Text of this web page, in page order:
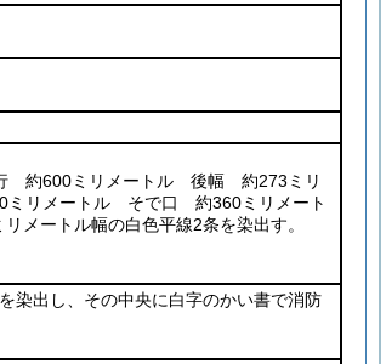
約600ミリメートル 後幅 約273ミリ
リメートル そで口 約360ミリメート
ートル幅の白色平線2条を染出す。
染出し、その中央に白字のかい書で消防